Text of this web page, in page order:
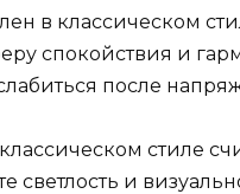
в классическом
спокойствия и
после
стиле
светлость и